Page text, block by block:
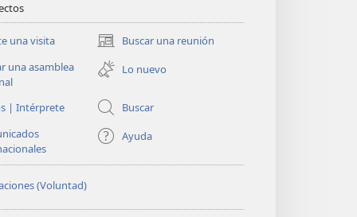
una visita Buscar una reunión
(abre
una
nueva
una asamblea
Lo nuevo
| Intérprete
Buscar
Ayuda
(Voluntad)